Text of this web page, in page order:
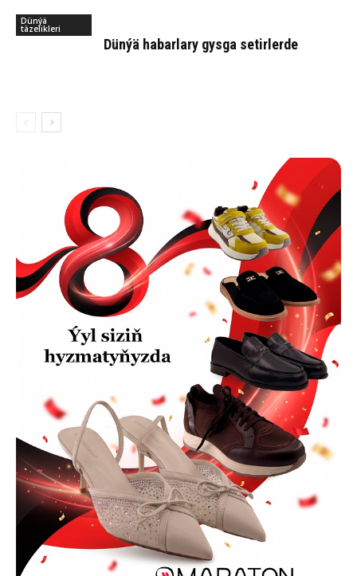
Dünýä
täzelikleri
Dün­ýä ha­bar­la­ry gys­ga se­tir­ler­de